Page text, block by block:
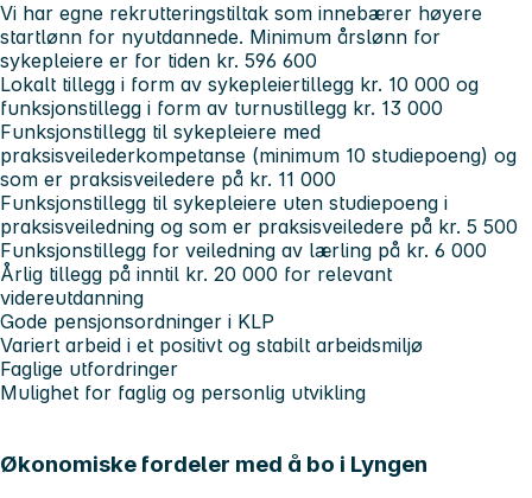
Vi har egne rekrutteringstiltak som innebærer høyere
startlønn for nyutdannede. Minimum årslønn for
sykepleiere er for tiden kr. 596 600
Lokalt tillegg i form av sykepleiertillegg kr. 10 000 og
funksjonstillegg i form av turnustillegg kr. 13 000
Funksjonstillegg til sykepleiere med
praksisveilederkompetanse (minimum 10 studiepoeng) og
som er praksisveiledere på kr. 11 000
Funksjonstillegg til sykepleiere uten studiepoeng i
praksisveiledning og som er praksisveiledere på kr. 5 500
Funksjonstillegg for veiledning av lærling på kr. 6 000
Årlig tillegg på inntil kr. 20 000 for relevant
videreutdanning
Gode pensjonsordninger i KLP
Variert arbeid i et positivt og stabilt arbeidsmiljø
Faglige utfordringer
Mulighet for faglig og personlig utvikling
Økonomiske fordeler med å bo i Lyngen